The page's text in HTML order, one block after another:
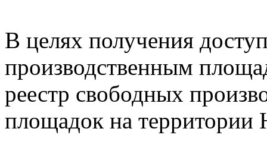
В целях получения
производственным
реестр свободных
площадок на территории